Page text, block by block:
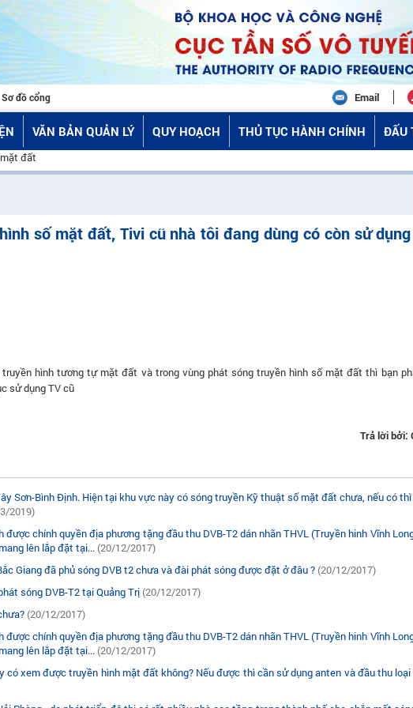
Sơ đồ cổng Email
VĂN BẢN QUẢN LÝ QUY HOẠCH THỦ TỤC HÀNH CHÍNH ĐẤU
đất
số mặt đất, Tivi cũ nhà tôi đang dùng có còn sử
hình tương tự mặt đất và trong vùng phát sóng truyền hình số mặt đất thì bạn
sử dụng TV cũ
Trả lời bởi:
Sơn-Bình Định. Hiện tại khu vực này có sóng truyền Kỹ thuật số mặt đất chưa, nếu có
2019)
được chính quyền địa phương tặng đầu thu DVB-T2 dán nhãn THVL (Truyền hinh Vĩnh
lên lắp đặt tại... (20/12/2017)
Giang đã phủ sóng DVB t2 chưa và đài phát sóng được đặt ở đâu ? (20/12/2017)
sóng DVB-T2 tại Quảng Trị (20/12/2017)
(20/12/2017)
được chính quyền địa phương tặng đầu thu DVB-T2 dán nhãn THVL (Truyền hinh Vĩnh
lên lắp đặt tại... (20/12/2017)
có xem được truyền hình mặt đất không? Nếu được thì cần sử dụng anten và đầu thu